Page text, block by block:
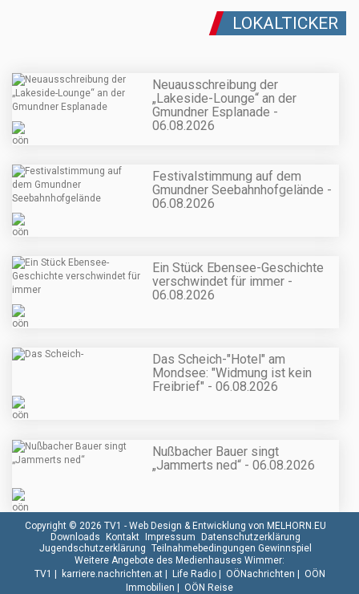
LOKALTICKER
Neuausschreibung der
„Lakeside-Lounge“ an der
Gmundner Esplanade -
06.08.2026
Festivalstimmung auf dem
Gmundner Seebahnhofgelände -
06.08.2026
Ein Stück Ebensee-Geschichte
verschwindet für immer -
06.08.2026
Das Scheich-"Hotel" am
Mondsee: "Widmung ist kein
Freibrief" - 06.08.2026
Nußbacher Bauer singt
„Jammerts ned“ - 06.08.2026
Copyright © 2026 TV1 - Web Design & Entwicklung von MELHORN.EU
Downloads Kontakt Impressum Datenschutzerklärung
Jugendschutzerklärung Teilnahmebedingungen Gewinnspiel
Weitere Angebote des Medienhauses Wimmer:
TV1 | karriere.nachrichten.at| Life Radio| OÖNachrichten | OÖN
Immobilien | OÖN Reise